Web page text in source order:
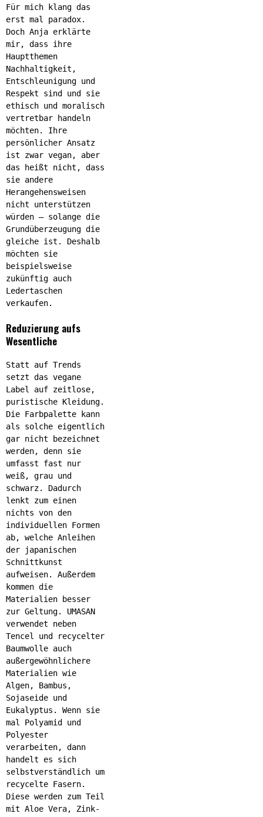
Für mich klang das
erst mal paradox.
Doch Anja erklärte
mir, dass ihre
Hauptthemen
Nachhaltigkeit,
Entschleunigung und
Respekt sind und sie
ethisch und moralisch
vertretbar handeln
möchten. Ihre
persönlicher Ansatz
ist zwar vegan, aber
das heißt nicht, dass
sie andere
Herangehensweisen
nicht unterstützen
würden – solange die
Grundüberzeugung die
gleiche ist. Deshalb
möchten sie
beispielsweise
zukünftig auch
Ledertaschen
verkaufen.
Reduzierung aufs
Wesentliche
Statt auf Trends
setzt das vegane
Label auf zeitlose,
puristische Kleidung.
Die Farbpalette kann
als solche eigentlich
gar nicht bezeichnet
werden, denn sie
umfasst fast nur
weiß, grau und
schwarz. Dadurch
lenkt zum einen
nichts von den
individuellen Formen
ab, welche Anleihen
der japanischen
Schnittkunst
aufweisen. Außerdem
kommen die
Materialien besser
zur Geltung. UMASAN
verwendet neben
Tencel und recycelter
Baumwolle auch
außergewöhnlichere
Materialien wie
Algen, Bambus,
Sojaseide und
Eukalyptus. Wenn sie
mal Polyamid und
Polyester
verarbeiten, dann
handelt es sich
selbstverständlich um
recycelte Fasern.
Diese werden zum Teil
mit Aloe Vera, Zink-